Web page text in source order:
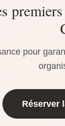
pour
Réserver